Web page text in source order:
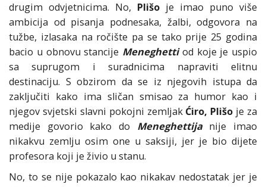
drugim odvjetnicima. No, Plišo je imao puno više
ambicija od pisanja podnesaka, žalbi, odgovora na
tužbe, izlasaka na ročište pa se tako prije 25 godina
bacio u obnovu stancije Meneghettiod koje je uspio
sa suprugom i suradnicima napraviti elitnu
destinaciju. S obzirom da se iz njegovih istupa da
zaključiti kako ima sličan smisao za humor kao i
njegov svjetski slavni pokojni zemljak Ćiro, Plišo je za
medije govorio kako do Meneghettijanije imao
nikakvu zemlju osim one u saksiji, jer je bio dijete
profesora koji je živio u stanu.
No, to se nije pokazalo kao nikakav nedostatak jer je